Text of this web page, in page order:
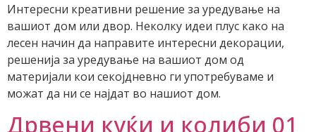
Интересни креативни решение за уредување на
вашиот дом или двор. Неколку идеи плус како на
лесен начин да направите интересни декорации,
решенија за уредување на вашиот дом од
материјали кои секојдневно ги употребуваме и
можат да ни се најдат во нашиот дом.
Дрвени куќи и колиби 01